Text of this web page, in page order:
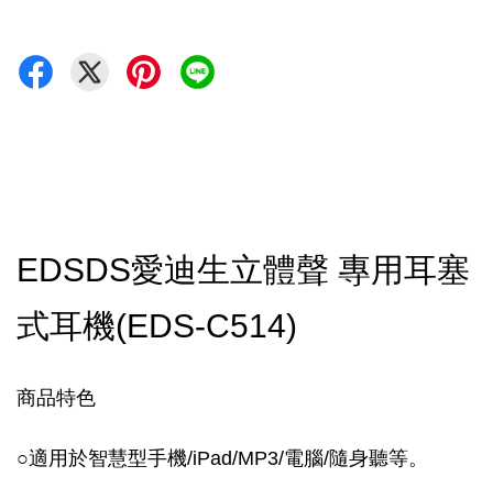
EDSDS愛迪生立體聲 專用耳塞
式耳機(EDS-C514)
商品特色
○適用於智慧型手機/iPad/MP3/電腦/隨身聽等。